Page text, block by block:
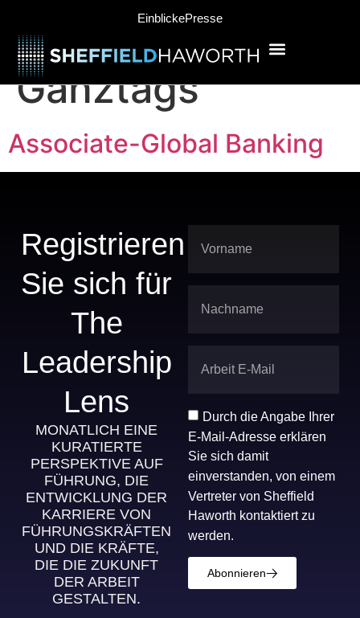
EinblickePresse
Job Type:
Ganztags
Associate-Global Banking
Registrieren
Sie sich für
The
Leadership
Lens
MONATLICH EINE
KURATIERTE
PERSPEKTIVE AUF
FÜHRUNG, DIE
ENTWICKLUNG DER
KARRIERE VON
FÜHRUNGSKRÄFTEN
UND DIE KRÄFTE,
DIE DIE ZUKUNFT
DER ARBEIT
GESTALTEN.
Durch die Angabe Ihrer
E-Mail-Adresse erklären
Sie sich damit
einverstanden, von einem
Vertreter von Sheffield
Haworth kontaktiert zu
werden.
Abonnieren